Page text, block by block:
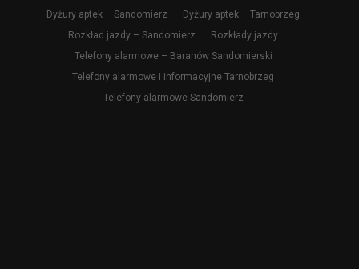
Dyżury aptek – Sandomierz
Dyżury aptek – Tarnobrzeg
Rozkład jazdy – Sandomierz
Rozkłady jazdy
Telefony alarmowe – Baranów Sandomierski
Telefony alarmowe i informacyjne Tarnobrzeg
Telefony alarmowe Sandomierz